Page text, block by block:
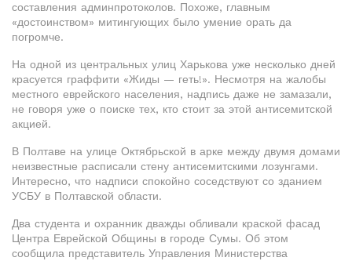
составления админпротоколов. Похоже, главным
«достоинством» митингующих было умение орать да
погромче.
На одной из центральных улиц Харькова уже несколько дней
красуется граффити «Жиды — геть!». Несмотря на жалобы
местного еврейского населения, надпись даже не замазали,
не говоря уже о поиске тех, кто стоит за этой антисемитской
акцией.
В Полтаве на улице Октябрьской в арке между двумя домами
неизвестные расписали стену антисемитскими лозунгами.
Интересно, что надписи спокойно соседствуют со зданием
УСБУ в Полтавской области.
Два студента и охранник дважды обливали краской фасад
Центра Еврейской Общины в городе Сумы. Об этом
сообщила представитель Управления Министерства